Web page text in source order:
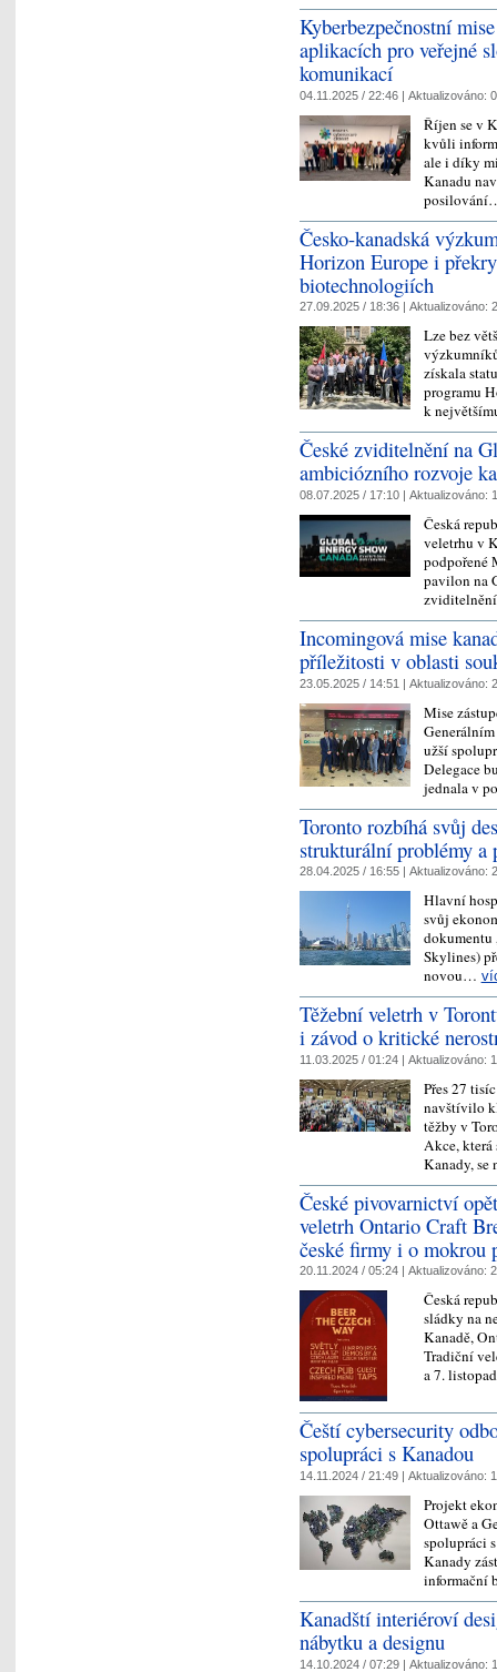
Kyberbezpečnostní
aplikacích pro veřejné
komunikací
04.11.2025 / 22:46 | Aktualizováno:
Říjen se v
kvůli
ale i díky
Kanadu
Česko-kanadská
Horizon Europe i
biotechnologiích
27.09.2025 / 18:36 | Aktualizováno:
Lze bez
získala
programu
k
České zviditelnění na
ambiciózního rozvoje
08.07.2025 / 17:10 | Aktualizováno:
Česká
veletrhu v
podpořené
pavilon na
Incomingová mise
příležitosti v oblasti
23.05.2025 / 14:51 | Aktualizováno:
Mise
užší
Delegace
jednala v
Toronto rozbíhá svůj
strukturální problémy a
28.04.2025 / 16:55 | Aktualizováno:
Hlavní
svůj
dokumentu
Skylines)
novou…
Těžební veletrh v
i závod o kritické
11.03.2025 / 01:24 | Aktualizováno:
Přes 27
navštívilo
těžby v
Akce, která
Kanady,
České pivovarnictví
veletrh Ontario Craft
české firmy i o mokrou
20.11.2024 / 05:24 | Aktualizováno:
Česká
sládky na
Kanadě,
Tradiční
a 7.
Čeští cybersecurity
spolupráci s Kanadou
14.11.2024 / 21:49 | Aktualizováno:
Projekt
Ottawě a
spolupráci
Kanady
informační
Kanadští interiéroví
nábytku a designu
14.10.2024 / 07:29 | Aktualizováno: